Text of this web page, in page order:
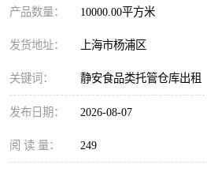
产品数量： 10000.00平方米
发货地址： 上海市杨浦区
关键词： 静安食品类托管仓库出租
发布日期： 2026-08-07
阅 读 量： 249